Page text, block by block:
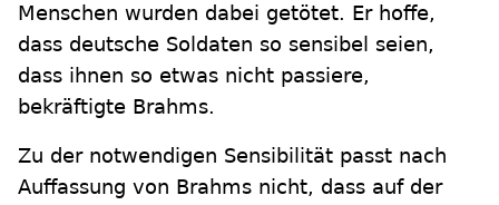
Menschen wurden dabei getötet. Er hoffe,
dass deutsche Soldaten so sensibel seien,
dass ihnen so etwas nicht passiere,
bekräftigte Brahms.
Zu der notwendigen Sensibilität passt nach
Auffassung von Brahms nicht, dass auf der